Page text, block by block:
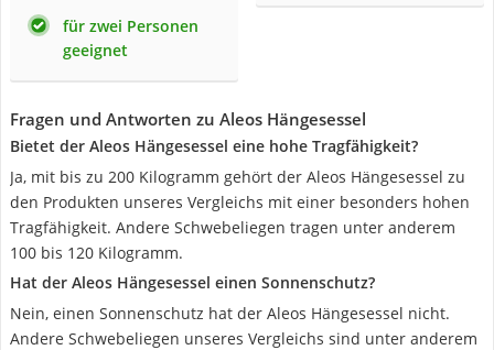
für zwei Personen
geeignet
Fragen und Antworten zu Aleos Hängesessel
Bietet der Aleos Hängesessel eine hohe Tragfähigkeit?
Ja, mit bis zu 200 Kilogramm gehört der Aleos Hängesessel zu
den Produkten unseres Vergleichs mit einer besonders hohen
Tragfähigkeit. Andere Schwebeliegen tragen unter anderem
100 bis 120 Kilogramm.
Hat der Aleos Hängesessel einen Sonnenschutz?
Nein, einen Sonnenschutz hat der Aleos Hängesessel nicht.
Andere Schwebeliegen unseres Vergleichs sind unter anderem